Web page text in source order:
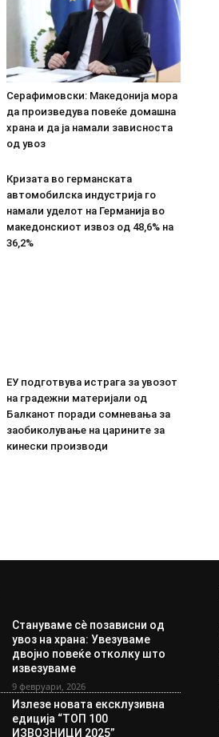
Серафимовски: Македонија мора
да произведува повеќе домашна
храна и да ја намали зависноста
од увоз
Кризата во германската
автомобилска индустрија го
намали уделот на Германија во
македонскиот извоз од 48,6% на
36,2%
ЕУ подготвува истрага за увозот
на градежни материјали од
Балканот поради сомневања за
заобиколување на царините за
кинески производи
Стануваме сè позависни од
увоз на храна: Увезуваме
двојно повеќе отколку што
извезуваме
9 февруари, 2026
Излезе новата ексклузивна
едиција “ТОП 100
ИЗВОЗНИЦИ 2025”